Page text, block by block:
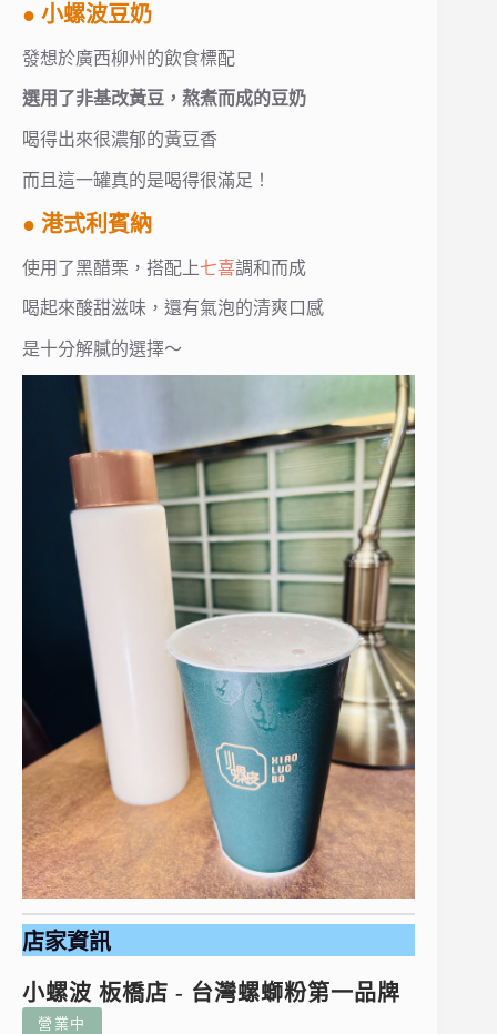
● 小螺波豆奶
發想於廣西柳州的飲食標配
選用了非基改黃豆，熬煮而成的豆奶
喝得出來很濃郁的黃豆香
而且這一罐真的是喝得很滿足！
● 港式利賓納
使用了黑醋栗，搭配上七喜調和而成
喝起來酸甜滋味，還有氣泡的清爽口感
是十分解膩的選擇～
店家資訊
小螺波 板橋店 - 台灣螺螄粉第一品牌
營業中